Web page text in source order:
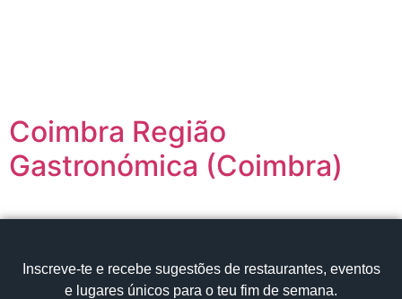
Coimbra Região
Gastronómica (Coimbra)
Inscreve‑te e recebe sugestões de restaurantes, eventos
e lugares únicos para o teu fim de semana.